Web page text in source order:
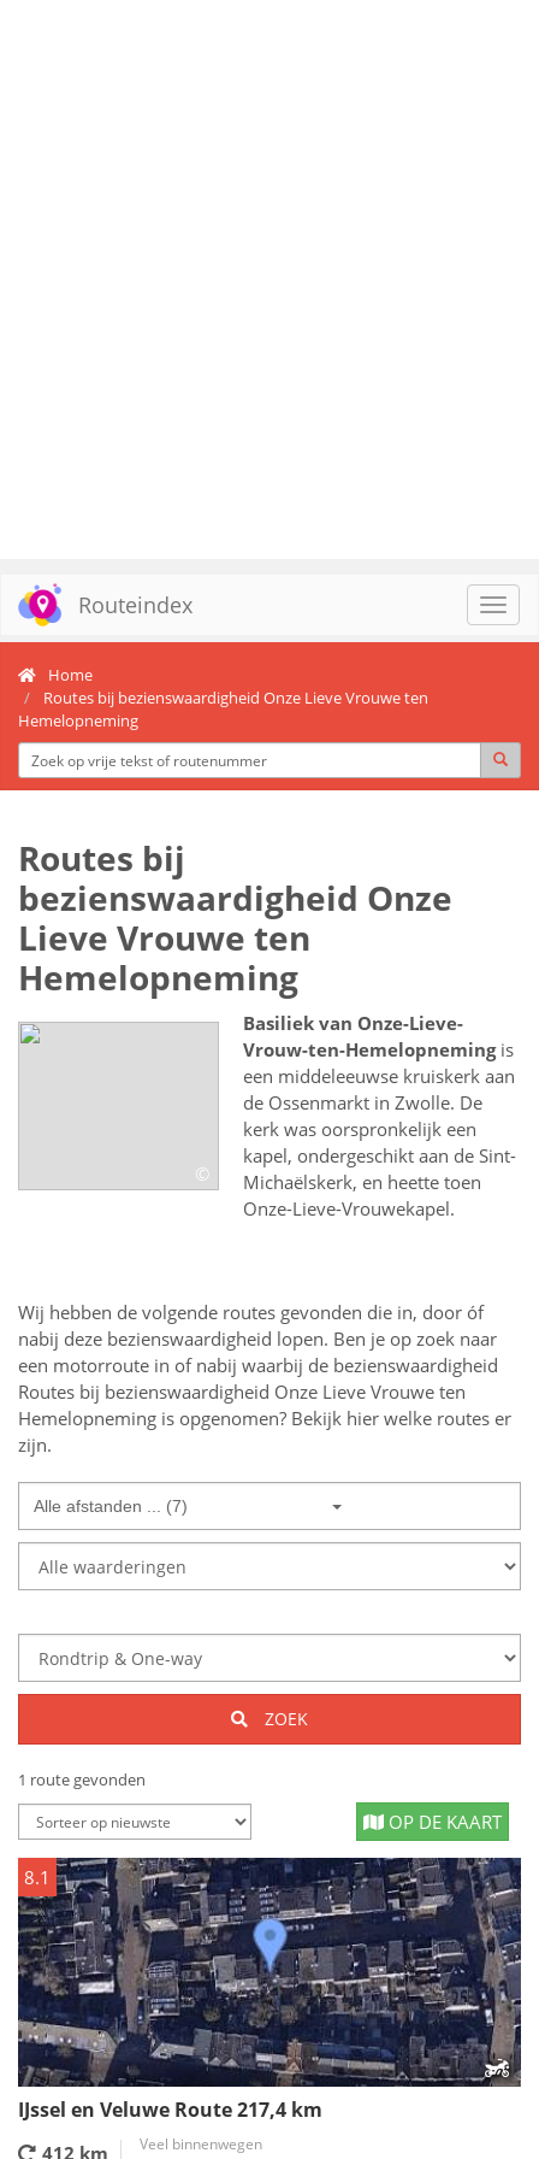
Routeindex
Home
Routes bij bezienswaardigheid Onze Lieve Vrouwe ten
Hemelopneming
Routes bij
bezienswaardigheid Onze
Lieve Vrouwe ten
Hemelopneming
©
Basiliek van Onze-Lieve-
Vrouw-ten-Hemelopnemingis
een middeleeuwse kruiskerk aan
de Ossenmarkt in Zwolle. De
kerk was oorspronkelijk een
kapel, ondergeschikt aan de Sint-
Michaëlskerk, en heette toen
Onze-Lieve-Vrouwekapel.
Wij hebben de volgende routes gevonden die in, door óf
nabij deze bezienswaardigheid lopen. Ben je op zoek naar
een motorroute in of nabij waarbij de bezienswaardigheid
Routes bij bezienswaardigheid Onze Lieve Vrouwe ten
Hemelopneming is opgenomen? Bekijk hier welke routes er
zijn.
Alle afstanden ... (7)
ZOEK
1 route gevonden
OP DE KAART
8.1
IJssel en Veluwe Route 217,4 km
412 km
Veel binnenwegen